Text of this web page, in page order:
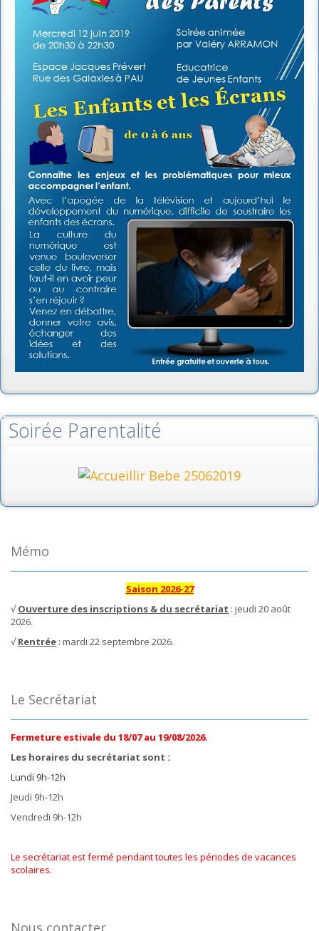
Soirée Parentalité
Mémo
Saison 2026-27
√Ouverture des inscriptions & du secrétariat : jeudi 20 août
2026.
√Rentrée : mardi 22 septembre 2026.
Le Secrétariat
Fermeture estivale du 18/07 au 19/08/2026.
Les horaires du secrétariat sont :
Lundi 9h-12h
Jeudi 9h-12h
Vendredi 9h-12h
Le secrétariat est fermé pendant toutes les périodes de vacances
scolaires.